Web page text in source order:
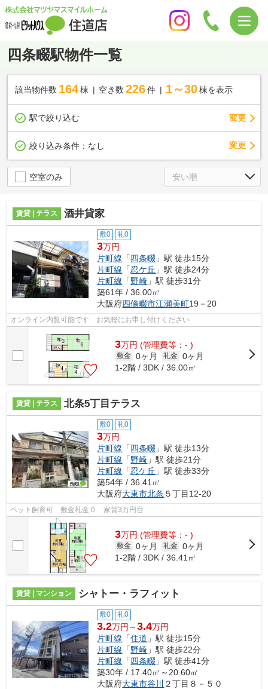
四条畷駅物件一覧
該当物件数 164棟 空き数 226 件 1～30 棟を表示
駅で絞り込む 変更
絞り込み条件： なし 変更
空室のみ
賃貸 | テラス 酒井貸家
敷0 礼0
3万円
片町線 「四条畷 」駅 徒歩15分
片町線 「忍ケ丘 」駅 徒歩24分
片町線 「野崎 」駅 徒歩31分
築61年 / 36.00㎡
大阪府四條畷市江瀬美町19－20
オンライン内覧可能です お気軽にお申し付けください
3万円 (管理費等：- )
敷金 0ヶ月 礼金 0ヶ月
1-2階 / 3DK / 36.00㎡
賃貸 | テラス 北条5丁目テラス
敷0 礼0
3万円
片町線 「四条畷 」駅 徒歩13分
片町線 「野崎 」駅 徒歩21分
片町線 「忍ケ丘 」駅 徒歩33分
築54年 / 36.41㎡
大阪府大東市北条 ５丁目12-20
ペット飼育可 敷金礼金０ 家賃3万円台
3万円 (管理費等：- )
敷金 0ヶ月 礼金 0ヶ月
1-2階 / 3DK / 36.41㎡
賃貸 | マンション シャトー・ラフィット
敷0 礼0
3.2万円～3.4万円
片町線 「住道 」駅 徒歩15分
片町線 「野崎 」駅 徒歩22分
片町線 「四条畷 」駅 徒歩41分
築30年 / 17.40㎡～20.60㎡
大阪府大東市谷川 ２丁目８－５０